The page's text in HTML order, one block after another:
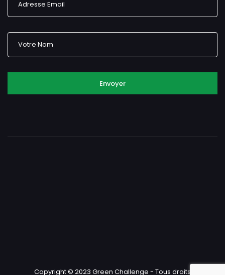
Envoyer
Copyright © 2023 Green Challenge - Tous droits